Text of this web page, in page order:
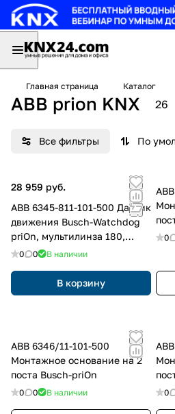
Главная страница Каталог
ABB prion KNX 26
Все фильтры
28 959 руб.
ABB 6345-811-101-500 Датчик
движения Busch-Watchdog
priOn, мультилинза 180,
белое стекло, цвет: Белый
0 0 В наличии
В корзину
0
ABB 6346/11-101-500
Монтажное основание на 2
поста Busch-priOn
0 0 В наличии 0